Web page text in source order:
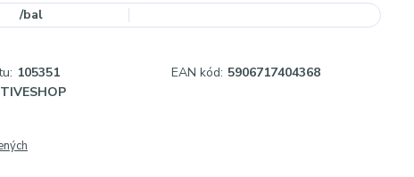
/bal
105351 EAN kód: 5906717404368